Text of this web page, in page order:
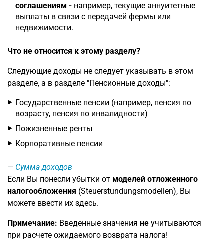
соглашениям - например, текущие аннуитетные
выплаты в связи с передачей фермы или
недвижимости.
Что не относится к этому разделу?
Следующие доходы не следует указывать в этом
разделе, а в разделе "Пенсионные доходы":
Государственные пенсии (например, пенсия по
возрасту, пенсия по инвалидности)
Пожизненные ренты
Корпоративные пенсии
Сумма доходов
Если Вы понесли убытки от моделей отложенного
налогообложения (Steuerstundungsmodellen), Вы
можете ввести их здесь.
Примечание: Введенные значения не учитываются
при расчете ожидаемого возврата налога!